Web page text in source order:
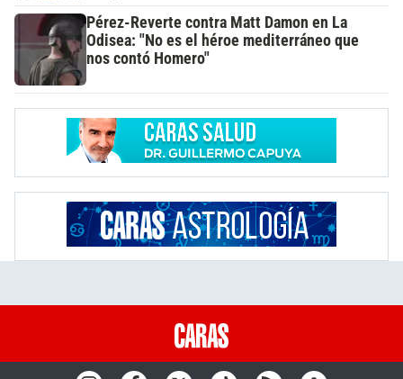
Pérez-Reverte contra Matt Damon en La
Odisea: "No es el héroe mediterráneo que
nos contó Homero"